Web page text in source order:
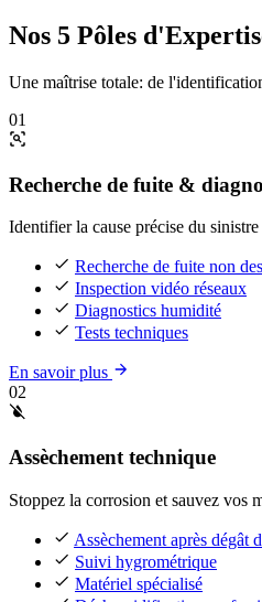
Nos 5 Pôles
Une maîtrise totale: de
01
Recherche de fuite &
Identifier la cause précise du
Recherche de fuite non
Inspection vidéo réseaux
Diagnostics humidité
Tests techniques
En savoir plus
02
Assèchement technique
Stoppez la corrosion et sauvez vos
Assèchement après dégât
Suivi hygrométrique
Matériel spécialisé